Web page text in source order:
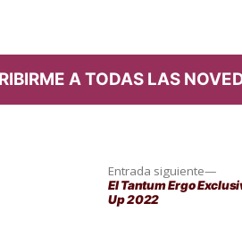
A TODAS LAS
Entrada siguiente
El Tantum Ergo
Up 2022